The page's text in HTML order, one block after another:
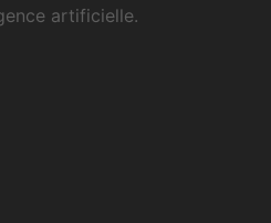
artificielle.